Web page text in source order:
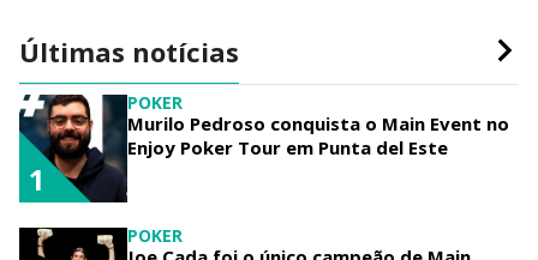
Últimas notícias
POKER
Murilo Pedroso conquista o Main Event no
Enjoy Poker Tour em Punta del Este
1
POKER